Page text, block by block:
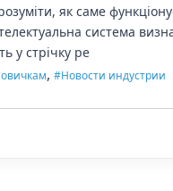
як саме
система
у стрічку ре
, #Новости индустрии